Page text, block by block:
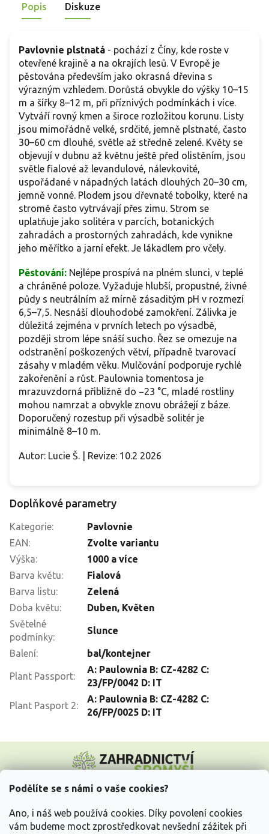
Podělíte se s námi o vaše cookies?
Ano, i náš web používá cookies. Díky povolení cookies
vám budeme moct zprostředkovat nevšední zážitek při
Popis Diskuze
Pavlovnie plstnatá - pochází z Číny, kde roste v
otevřené krajině a na okrajích lesů. V Evropě je
pěstována především jako okrasná dřevina s
výrazným vzhledem. Dorůstá obvykle do výšky 10–15
m a šířky 8–12 m, při příznivých podmínkách i více.
Vytváří rovný kmen a široce rozložitou korunu. Listy
jsou mimořádně velké, srdčité, jemně plstnaté, často
30–60 cm dlouhé, světle až středně zelené. Květy se
objevují v dubnu až květnu ještě před olistěním, jsou
světle fialové až levandulové, nálevkovité,
uspořádané v nápadných latách dlouhých 20–30 cm,
jemně vonné. Plodem jsou dřevnaté tobolky, které na
stromě často vytrvávají přes zimu. Strom se
uplatňuje jako solitéra v parcích, botanických
zahradách a prostorných zahradách, kde vynikne
jeho měřítko a jarní efekt. Je lákadlem pro včely.
Pěstování: Nejlépe prospívá na plném slunci, v teplé
a chráněné poloze. Vyžaduje hlubší, propustné, živné
půdy s neutrálním až mírně zásaditým pH v rozmezí
6,5–7,5. Nesnáší dlouhodobé zamokření. Zálivka je
důležitá zejména v prvních letech po výsadbě,
později strom lépe snáší sucho. Řez se omezuje na
odstranění poškozených větví, případně tvarovací
zásahy v mladém věku. Mulčování podporuje rychlé
zakořenění a růst. Paulownia tomentosa je
mrazuvzdorná přibližně do −23 °C, mladé rostliny
mohou namrzat a obvykle znovu obrážejí z báze.
Doporučený rozestup při výsadbě solitér je
minimálně 8–10 m.
Autor: Lucie Š. | Revize: 10.2 2026
Doplňkové parametry
Kategorie:
Pavlovnie
EAN:
Zvolte variantu
Výška:
1000 a více
Barva květu:
Fialová
Barva listu:
Zelená
Doba květu: Duben, Květen
Světelné
podmínky:
Slunce
Balení: bal/kontejner
Plant Passport:
A: Paulownia B: CZ-4282 C:
23/FP/0042 D: IT
Plant Pasport 2:
A: Paulownia B: CZ-4282 C:
26/FP/0025 D: IT
p
Vše o nákupu